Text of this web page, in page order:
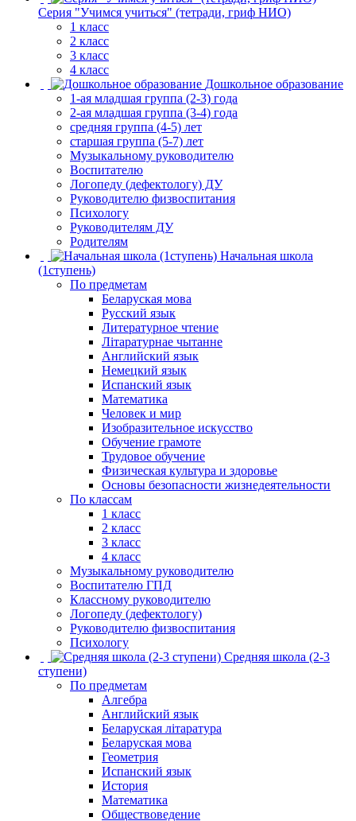
Серия "Учимся учиться" (тетради, гриф НИО)
1 класс
2 класс
3 класс
4 класс
Дошкольное образование
1-ая младшая группа (2-3) года
2-ая младшая группа (3-4) года
средняя группа (4-5) лет
старшая группа (5-7) лет
Музыкальному руководителю
Воспитателю
Логопеду (дефектологу) ДУ
Руководителю физвоспитания
Психологу
Руководителям ДУ
Родителям
Начальная школа
(1ступень)
По предметам
Беларуская мова
Русский язык
Литературное чтение
Літаратурнае чытанне
Английский язык
Немецкий язык
Испанский язык
Математика
Человек и мир
Изобразительное искусство
Обучение грамоте
Трудовое обучение
Физическая культура и здоровье
Основы безопасности жизнедеятельности
По классам
1 класс
2 класс
3 класс
4 класс
Музыкальному руководителю
Воспитателю ГПД
Классному руководителю
Логопеду (дефектологу)
Руководителю физвоспитания
Психологу
Средняя школа (2-3
ступени)
По предметам
Алгебра
Английский язык
Беларуская літаратура
Беларуская мова
Геометрия
Испанский язык
История
Математика
Обществоведение